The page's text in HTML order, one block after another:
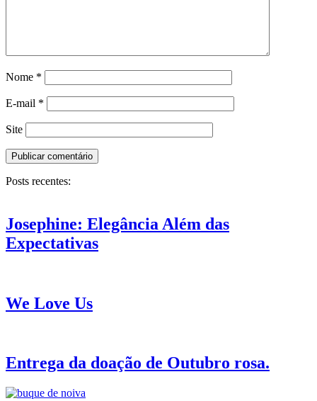
Nome *
E-mail *
Site
Posts recentes:
Josephine: Elegância Além das
Expectativas
We Love Us
Entrega da doação de Outubro rosa.